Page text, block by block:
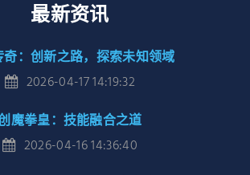
最新资讯
奇：创新之路，探索未知领域
2026-04-17 14:19:32
魔拳皇：技能融合之道
2026-04-16 14:36:40